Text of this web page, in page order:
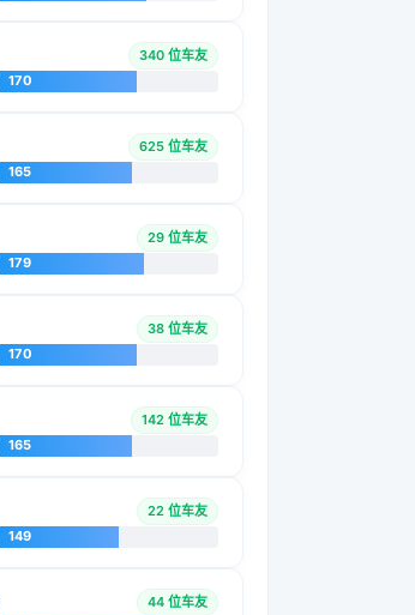
340 位车友
170
625 位车友
165
29 位车友
179
38 位车友
170
142 位车友
165
22 位车友
149
44 位车友